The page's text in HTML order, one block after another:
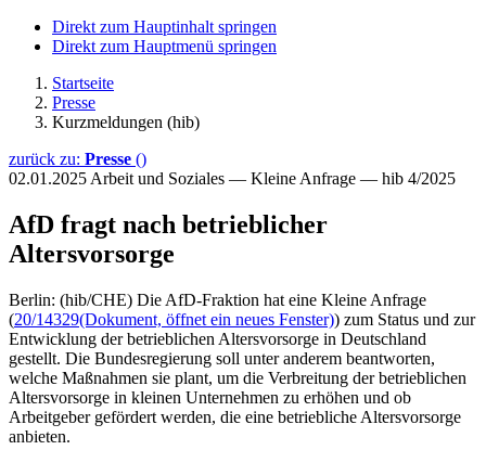
Direkt zum Hauptinhalt springen
Direkt zum Hauptmenü springen
Startseite
Presse
Kurzmeldungen (hib)
zurück zu: Presse ()
02.01.2025 Arbeit und Soziales — Kleine Anfrage — hib 4/2025
AfD fragt nach betrieblicher
Altersvorsorge
Berlin: (hib/CHE) Die AfD-Fraktion hat eine Kleine Anfrage
(20/14329(Dokument, öffnet ein neues Fenster)) zum Status und zur
Entwicklung der betrieblichen Altersvorsorge in Deutschland
gestellt. Die Bundesregierung soll unter anderem beantworten,
welche Maßnahmen sie plant, um die Verbreitung der betrieblichen
Altersvorsorge in kleinen Unternehmen zu erhöhen und ob
Arbeitgeber gefördert werden, die eine betriebliche Altersvorsorge
anbieten.